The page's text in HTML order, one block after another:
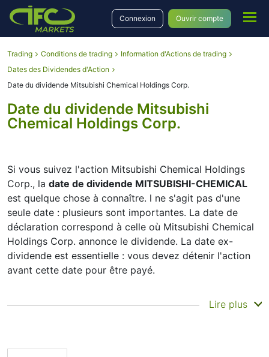
Connexion Ouvrir compte
Trading Conditions de trading
Information d'Actions de trading
Dates des Dividendes d'Action
Date du dividende Mitsubishi Chemical Holdings Corp.
Date du dividende Mitsubishi
Chemical Holdings Corp.
Si vous suivez l'action Mitsubishi Chemical Holdings
Corp., la date de dividende MITSUBISHI-CHEMICAL
est quelque chose à connaître. l ne s'agit pas d'une
seule date : plusieurs sont importantes. La date de
déclaration correspond à celle où Mitsubishi Chemical
Holdings Corp. annonce le dividende. La date ex-
dividende est essentielle : vous devez détenir l'action
avant cette date pour être payé.
La date d'enregistrement correspond à la date à
Mitsubishi Chemical Holdings Corp. verse des
Lire plus